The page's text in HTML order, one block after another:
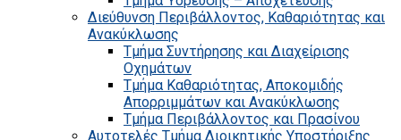
Διεύθυνση Περιβάλλοντος, Καθαριότητας και
Ανακύκλωσης
Τμήμα Συντήρησης και Διαχείρισης
Οχημάτων
Τμήμα Καθαριότητας, Αποκομιδής
Απορριμμάτων και Ανακύκλωσης
Τμήμα Περιβάλλοντος και Πρασίνου
Αυτοτελές Τμήμα Διοικητικής Υποστήριξης